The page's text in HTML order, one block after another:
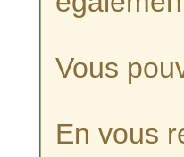
Vous
En vous